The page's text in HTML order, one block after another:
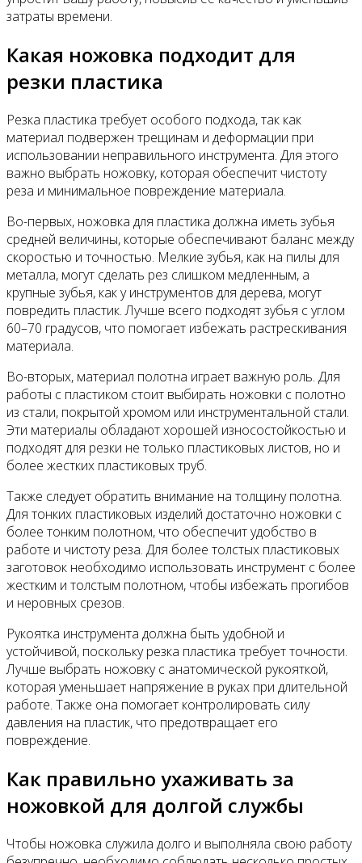
затраты времени.
Какая ножовка подходит для
резки пластика
Резка пластика требует особого подхода, так как
материал подвержен трещинам и деформации при
использовании неправильного инструмента. Для этого
важно выбрать ножовку, которая обеспечит чистоту
реза и минимальное повреждение материала.
Во-первых, ножовка для пластика должна иметь зубья
средней величины, которые обеспечивают баланс между
скоростью и точностью. Мелкие зубья, как на пилы для
металла, могут сделать рез слишком медленным, а
крупные зубья, как у инструментов для дерева, могут
повредить пластик. Лучше всего подходят зубья с углом
60–70 градусов, что помогает избежать растрескивания
материала.
Во-вторых, материал полотна играет важную роль. Для
работы с пластиком стоит выбирать ножовки с полотно
из стали, покрытой хромом или инструментальной стали.
Эти материалы обладают хорошей износостойкостью и
подходят для резки не только пластиковых листов, но и
более жестких пластиковых труб.
Также следует обратить внимание на толщину полотна.
Для тонких пластиковых изделий достаточно ножовки с
более тонким полотном, что обеспечит удобство в
работе и чистоту реза. Для более толстых пластиковых
заготовок необходимо использовать инструмент с более
жестким и толстым полотном, чтобы избежать прогибов
и неровных срезов.
Рукоятка инструмента должна быть удобной и
устойчивой, поскольку резка пластика требует точности.
Лучше выбрать ножовку с анатомической рукояткой,
которая уменьшает напряжение в руках при длительной
работе. Также она помогает контролировать силу
давления на пластик, что предотвращает его
повреждение.
Как правильно ухаживать за
ножовкой для долгой службы
Чтобы ножовка служила долго и выполняла свою работу